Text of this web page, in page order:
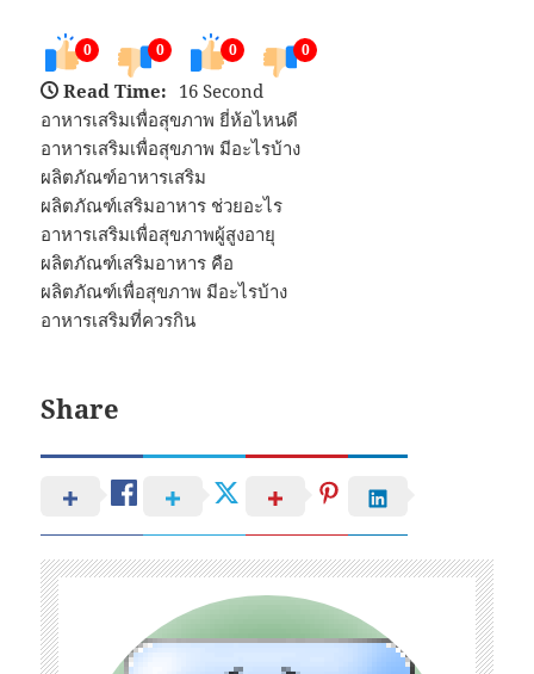
0 0 0 0
Read Time: 16 Second
อาหารเสริมเพื่อสุขภาพ ยี่ห้อไหนดี
อาหารเสริมเพื่อสุขภาพ มีอะไรบ้าง
ผลิตภัณฑ์อาหารเสริม
ผลิตภัณฑ์เสริมอาหาร ช่วยอะไร
อาหารเสริมเพื่อสุขภาพผู้สูงอายุ
ผลิตภัณฑ์เสริมอาหาร คือ
ผลิตภัณฑ์เพื่อสุขภาพ มีอะไรบ้าง
อาหารเสริมที่ควรกิน
Share